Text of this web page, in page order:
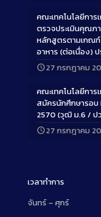
คณะเทคโนโลยีกา
ตรวจประเมินคุณภ
หลักสูตรตามเกณฑ์
อาหาร (ต่อเนื่อง)
27 กรกฎาคม
คณะเทคโนโลยีกา
สมัครนักศึกษารอบ
2570 (วุฒิ ม.6 / ป
27 กรกฎาคม
เวลาทำการ
จันทร์ – ศุกร์